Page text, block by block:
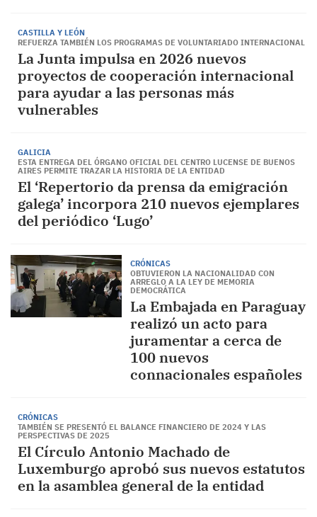
CASTILLA Y LEÓN
REFUERZA TAMBIÉN LOS PROGRAMAS DE VOLUNTARIADO INTERNACIONAL
La Junta impulsa en 2026 nuevos
proyectos de cooperación internacional
para ayudar a las personas más
vulnerables
GALICIA
ESTA ENTREGA DEL ÓRGANO OFICIAL DEL CENTRO LUCENSE DE BUENOS
AIRES PERMITE TRAZAR LA HISTORIA DE LA ENTIDAD
El ‘Repertorio da prensa da emigración
galega’ incorpora 210 nuevos ejemplares
del periódico ‘Lugo’
CRÓNICAS
OBTUVIERON LA NACIONALIDAD CON
ARREGLO A LA LEY DE MEMORIA
DEMOCRÁTICA
La Embajada en Paraguay
realizó un acto para
juramentar a cerca de
100 nuevos
connacionales españoles
CRÓNICAS
TAMBIÉN SE PRESENTÓ EL BALANCE FINANCIERO DE 2024 Y LAS
PERSPECTIVAS DE 2025
El Círculo Antonio Machado de
Luxemburgo aprobó sus nuevos estatutos
en la asamblea general de la entidad